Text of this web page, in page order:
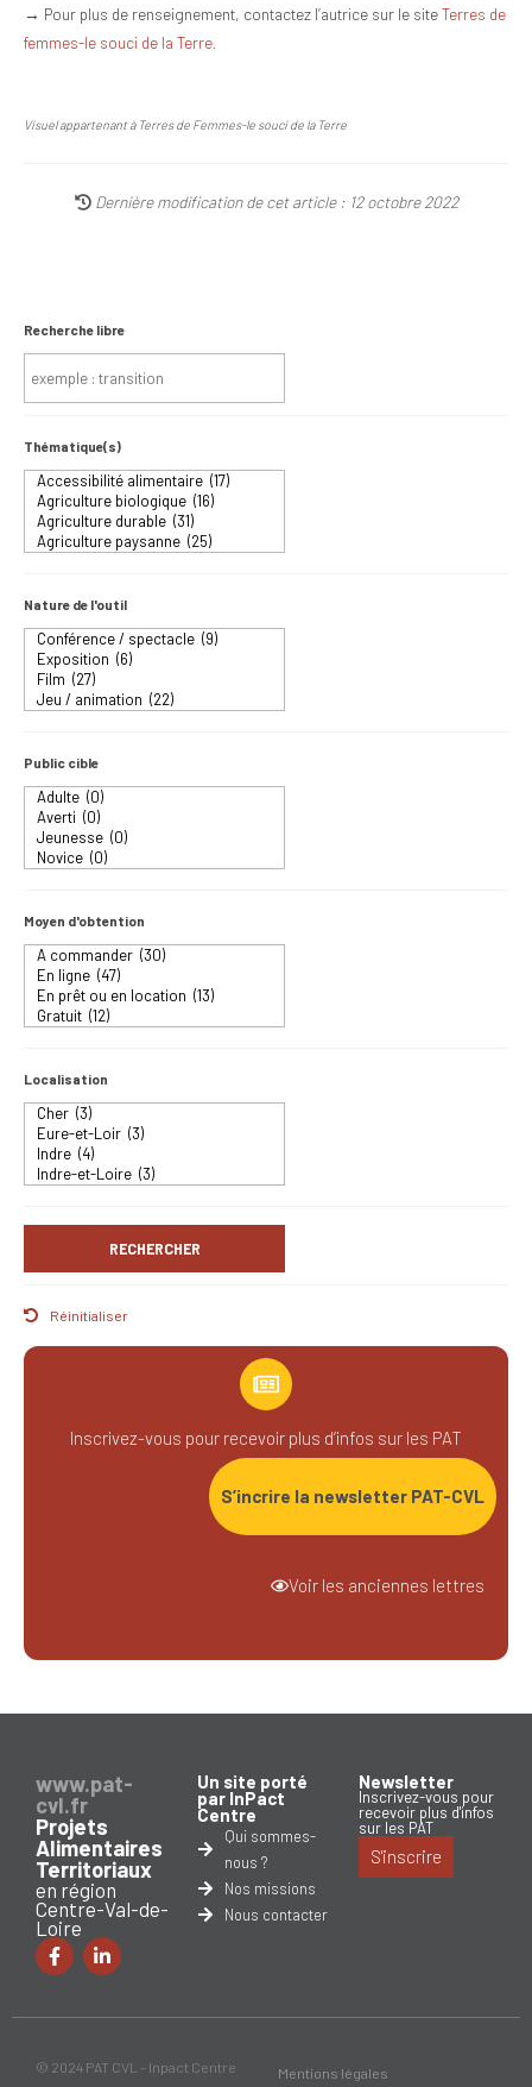
→ Pour plus de renseignement, contactez l’autrice sur le siteTerres de
femmes-le souci de la Terre.
Visuel appartenant à Terres de Femmes-le souci de la Terre
Dernière modification de cet article : 12 octobre 2022
Recherche libre
Thématique(s)
Nature de l'outil
Public cible
Moyen d'obtention
Localisation
Réinitialiser
Inscrivez-vous pour recevoir plus d’infos sur les PAT
S’incrire la newsletter PAT-CVL
Voir les anciennes lettres
www.pat-
cvl.fr
Projets
Alimentaires
Territoriaux
en région
Centre-Val-de-
Loire
Un site porté
par InPact
Centre
Qui sommes-
nous ?
Nos missions
Nous contacter
Newsletter
Inscrivez-vous pour
recevoir plus d'infos
sur les PAT
S'inscrire
© 2024 PAT CVL - Inpact Centre Mentions légales